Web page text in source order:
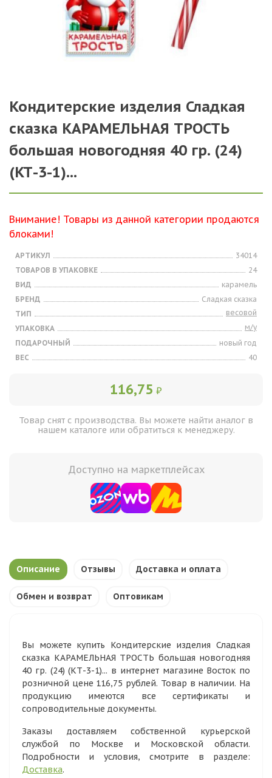
Кондитерские изделия Сладкая
сказка КАРАМЕЛЬНАЯ ТРОСТЬ
большая новогодняя 40 гр. (24)
(КТ-3-1)...
Внимание! Товары из данной категории продаются
блоками!
АРТИКУЛ
34014
ТОВАРОВ В УПАКОВКЕ
24
ВИД
карамель
БРЕНД
Сладкая сказка
ТИП
весовой
УПАКОВКА
м/у
ПОДАРОЧНЫЙ
новый год
ВЕС
40
116,75 ₽
Товар снят с производства. Вы можете найти аналог в
нашем каталоге или обратиться к менеджеру.
Доступно на маркетплейсах
Описание Отзывы Доставка и оплата
Обмен и возврат Оптовикам
Вы можете купить Кондитерские изделия Сладкая
сказка КАРАМЕЛЬНАЯ ТРОСТЬ большая новогодняя
40 гр. (24) (КТ-3-1)... в интернет магазине Восток по
розничной цене 116,75 рублей. Товар в наличии. На
продукцию имеются все сертификаты и
сопроводительные документы.
Заказы доставляем собственной курьерской
службой по Москве и Московской области.
Подробности и условия, смотрите в разделе:
Доставка.